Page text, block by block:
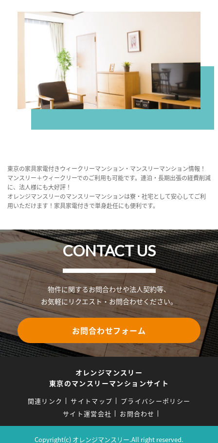
東京の家具家電付きウィークリーマンション・マンスリーマンション情報！
マンスリー＋ウィークリーでのご利用も可能です。連泊・長期出張の経費削減
に、法人様にも大好評！
オレンジマンスリーのマンスリーマンションは寮・社宅として安心してご利
用いただけます！家具家電付きで単身赴任にも便利です。
CONTACT US
物件に関するお問合わせや法人契約等、
お気軽にリクエスト・お問合わせください。
お問合わせフォーム
オレンジマンスリー
東京のマンスリーマンションサイト
関連リンク サイトマップ
プライバシーポリシー
サイト運営会社
お問合わせ
Copyright(c) オレンジマンスリー.All right reserved.